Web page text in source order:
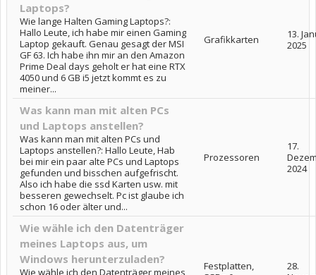
Laptops?
Wie lange Halten Gaming Laptops?:
Hallo Leute, ich habe mir einen Gaming
Laptop gekauft. Genau gesagt der MSI
GF 63. Ich habe ihn mir an den Amazon
Prime Deal days geholt er hat eine RTX
4050 und 6 GB i5 jetzt kommt es zu
meiner...
Grafikkarten
13.
2025
Was kann man mit alten PCs
und Laptops anstellen?
Was kann man mit alten PCs und
Laptops anstellen?: Hallo Leute, Hab
bei mir ein paar alte PCs und Laptops
gefunden und bisschen aufgefrischt.
Also ich habe die ssd Karten usw. mit
besseren gewechselt. Pc ist glaube ich
schon 16 oder älter und...
Prozessoren
17.
2024
Wie wähle ich den Datenträger
meines Laptops aus, um
Windows herunterzuladen?
Wie wähle ich den Datenträger meines
Festplatten,
28.